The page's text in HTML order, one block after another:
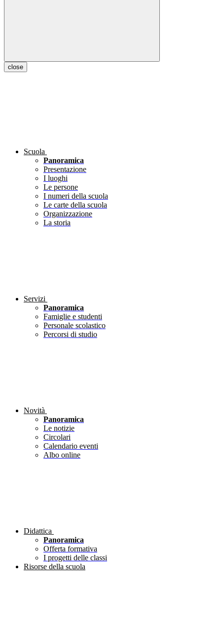
close
Scuola
Panoramica
Presentazione
I luoghi
Le persone
I numeri della scuola
Le carte della scuola
Organizzazione
La storia
Servizi
Panoramica
Famiglie e studenti
Personale scolastico
Percorsi di studio
Novità
Panoramica
Le notizie
Circolari
Calendario eventi
Albo online
Didattica
Panoramica
Offerta formativa
I progetti delle classi
Risorse della scuola